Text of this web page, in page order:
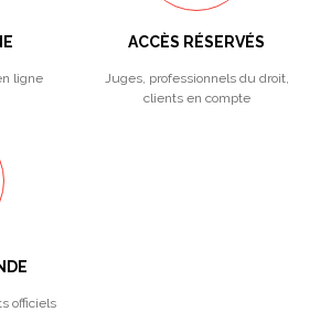
ligne
ACCÈS RÉSERVÉS
Juges, professionnels du droit,
clients en compte
officiels